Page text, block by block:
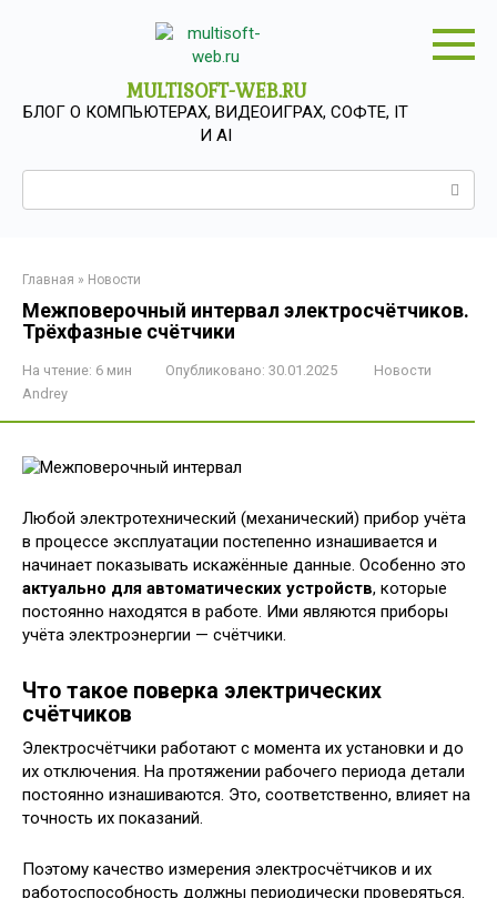
MULTISOFT-WEB.RU
БЛОГ О КОМПЬЮТЕРАХ, ВИДЕОИГРАХ, СОФТЕ, IT
И AI
Главная » Новости
Межповерочный интервал электросчётчиков.
Трёхфазные счётчики
На чтение: 6 мин Опубликовано: 30.01.2025
Новости
Andrey
Любой электротехнический (механический) прибор учёта
в процессе эксплуатации постепенно изнашивается и
начинает показывать искажённые данные. Особенно это
актуально для автоматических устройств, которые
постоянно находятся в работе. Ими являются приборы
учёта электроэнергии — счётчики.
Что такое поверка электрических
счётчиков
Электросчётчики работают с момента их установки и до
их отключения. На протяжении рабочего периода детали
постоянно изнашиваются. Это, соответственно, влияет на
точность их показаний.
Поэтому качество измерения электросчётчиков и их
работоспособность должны периодически проверяться.